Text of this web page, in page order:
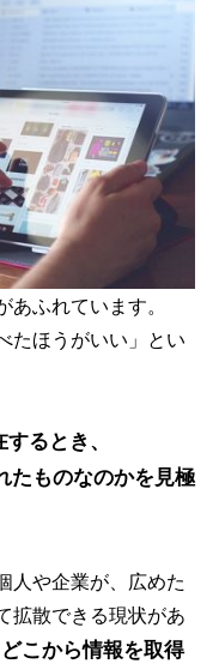
ふれています。
たほうがいい」とい
るとき、
たものなのかを見極
人や企業が、広めた
拡散できる現状があ
こから情報を取得